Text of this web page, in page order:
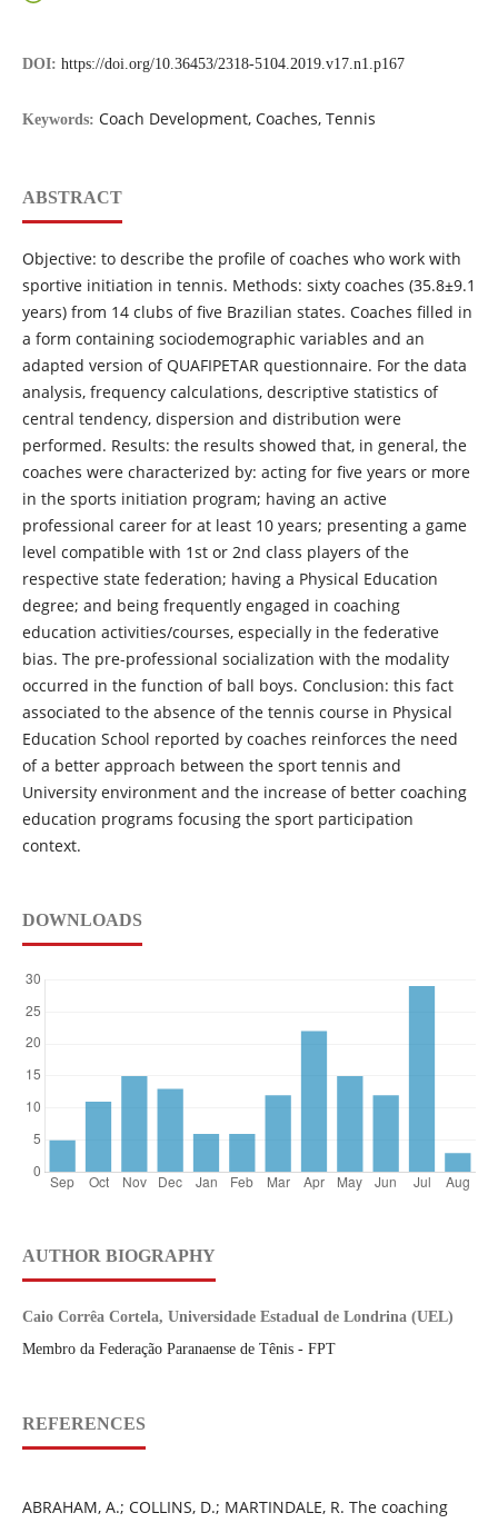
DOI: https://doi.org/10.36453/2318-5104.2019.v17.n1.p167
Keywords: Coach Development, Coaches, Tennis
ABSTRACT
Objective: to describe the profile of coaches who work with
sportive initiation in tennis. Methods: sixty coaches (35.8±9.1
years) from 14 clubs of five Brazilian states. Coaches filled in
a form containing sociodemographic variables and an
adapted version of QUAFIPETAR questionnaire. For the data
analysis, frequency calculations, descriptive statistics of
central tendency, dispersion and distribution were
performed. Results: the results showed that, in general, the
coaches were characterized by: acting for five years or more
in the sports initiation program; having an active
professional career for at least 10 years; presenting a game
level compatible with 1st or 2nd class players of the
respective state federation; having a Physical Education
degree; and being frequently engaged in coaching
education activities/courses, especially in the federative
bias. The pre-professional socialization with the modality
occurred in the function of ball boys. Conclusion: this fact
associated to the absence of the tennis course in Physical
Education School reported by coaches reinforces the need
of a better approach between the sport tennis and
University environment and the increase of better coaching
education programs focusing the sport participation
context.
DOWNLOADS
AUTHOR BIOGRAPHY
Caio Corrêa Cortela, Universidade Estadual de Londrina (UEL)
Membro da Federação Paranaense de Tênis - FPT
REFERENCES
ABRAHAM, A.; COLLINS, D.; MARTINDALE, R. The coaching